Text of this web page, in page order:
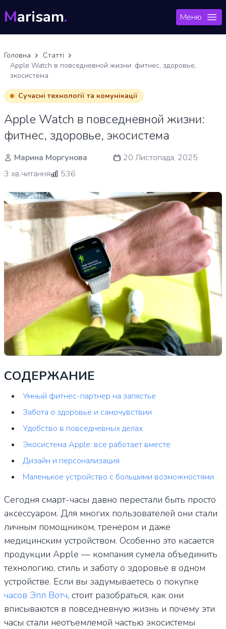
Marisam. Меню
Головна
Статті
Apple Watch в повседневной жизни: фитнес, здоровье,
экосистема
Сучасні технології та комунікації
Apple Watch в повседневной жизни:
фитнес, здоровье, экосистема
Марина Моргунова
20 Листопада, 2025
3 хв.читання
536
СОДЕРЖАНИЕ
Умный фитнес-партнер на запястье
Забота о здоровье и самочувствии
Удобство в повседневных делах
Экосистема Apple: все работает вместе
Дизайн и персонализация
Маленькое устройство с большими возможностями
Сегодня смарт-часы давно перестали быть просто
аксессуаром. Для многих пользователей они стали
личным помощником, тренером и даже
медицинским устройством. Особенно это касается
продукции Apple — компания сумела объединить
технологию, стиль и заботу о здоровье в одном
устройстве. Если вы задумываетесь о покупке
часов Эпл Вотч, стоит разобраться, как они
вписываются в повседневную жизнь и почему эти
часы стали неотъемлемой частью экосистемы